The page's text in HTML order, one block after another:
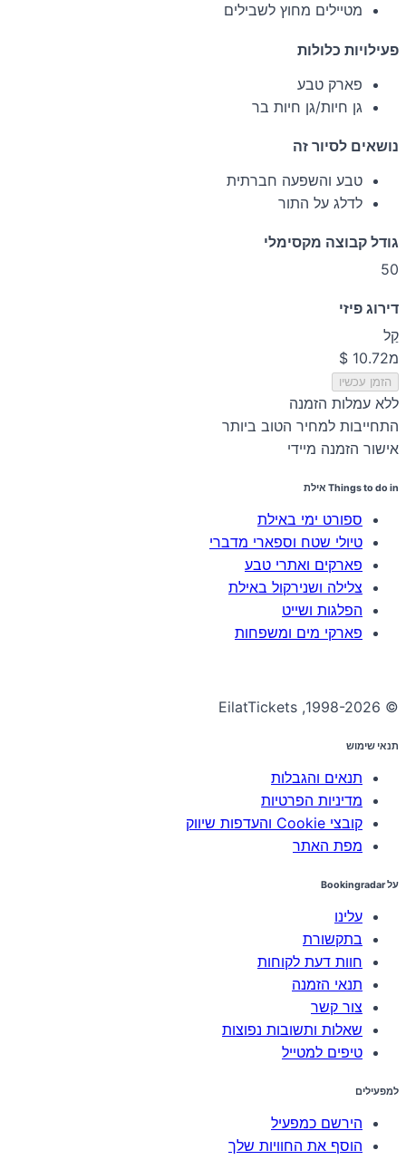
מטיילים מחוץ לשבילים
פעילויות כלולות
פארק טבע
גן חיות/גן חיות בר
נושאים לסיור זה
טבע והשפעה חברתית
לדלג על התור
גודל קבוצה מקסימלי
50
דירוג פיזי
קַל
מ
הזמן עכשיו
ללא עמלות הזמנה
התחייבות למחיר הטוב ביותר
אישור הזמנה מיידי
Things to do in אילת
ספורט ימי באילת
טיולי שטח וספארי מדברי
פארקים ואתרי טבע
צלילה ושנירקול באילת
הפלגות ושייט
פארקי מים ומשפחות
© 1998-2026, EilatTickets
תנאי שימוש
תנאים והגבלות
מדיניות הפרטיות
קובצי Cookie והעדפות שיווק
מפת האתר
על Bookingradar
עלינו
בתקשורת
חוות דעת לקוחות
תנאי הזמנה
צור קשר
שאלות ותשובות נפוצות
טיפים למטייל
למפעילים
הירשם כמפעיל
הוסף את החוויות שלך